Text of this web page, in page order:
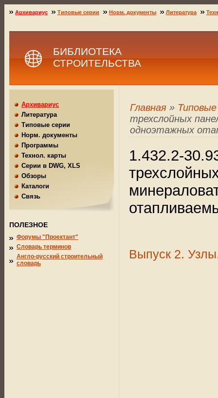
БИБЛИОТЕКА
СТРОИТЕЛЬСТВА
Главная »
трехслойных
одноэтажных
1.432.2-
Выпуск 2.
Архивариус Типовые серии Норм. документы Литература
Архивариус
Литература
Типовые серии
Норм. документы
Программы
Технол. карты
Серии в DWG, XLS
Обзоры
Каталоги
Связь
ПОЛЕЗНОЕ
Форумы "Проектант"
Словарь терминов
Англо-русский строительный
словарь